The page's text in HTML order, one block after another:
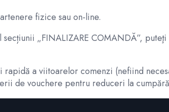
fizice sau on-line.
„FINALIZARE COMANDĂ”,
a viitoarelor comenzi (nefiind
de vouchere pentru reduceri la